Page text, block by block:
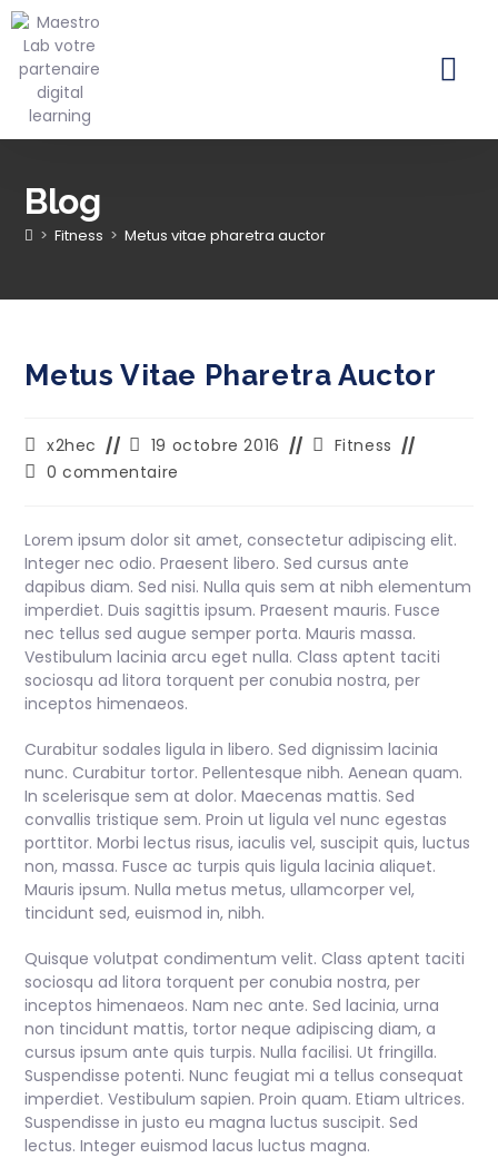
Blog
> Fitness > Metus vitae pharetra auctor
Metus Vitae Pharetra Auctor
x2hec 19 octobre 2016
Fitness
0 commentaire
Lorem ipsum dolor sit amet, consectetur adipiscing elit.
Integer nec odio. Praesent libero. Sed cursus ante
dapibus diam. Sed nisi. Nulla quis sem at nibh elementum
imperdiet. Duis sagittis ipsum. Praesent mauris. Fusce
nec tellus sed augue semper porta. Mauris massa.
Vestibulum lacinia arcu eget nulla. Class aptent taciti
sociosqu ad litora torquent per conubia nostra, per
inceptos himenaeos.
Curabitur sodales ligula in libero. Sed dignissim lacinia
nunc. Curabitur tortor. Pellentesque nibh. Aenean quam.
In scelerisque sem at dolor. Maecenas mattis. Sed
convallis tristique sem. Proin ut ligula vel nunc egestas
porttitor. Morbi lectus risus, iaculis vel, suscipit quis, luctus
non, massa. Fusce ac turpis quis ligula lacinia aliquet.
Mauris ipsum. Nulla metus metus, ullamcorper vel,
tincidunt sed, euismod in, nibh.
Quisque volutpat condimentum velit. Class aptent taciti
sociosqu ad litora torquent per conubia nostra, per
inceptos himenaeos. Nam nec ante. Sed lacinia, urna
non tincidunt mattis, tortor neque adipiscing diam, a
cursus ipsum ante quis turpis. Nulla facilisi. Ut fringilla.
Suspendisse potenti. Nunc feugiat mi a tellus consequat
imperdiet. Vestibulum sapien. Proin quam. Etiam ultrices.
Suspendisse in justo eu magna luctus suscipit. Sed
lectus. Integer euismod lacus luctus magna.